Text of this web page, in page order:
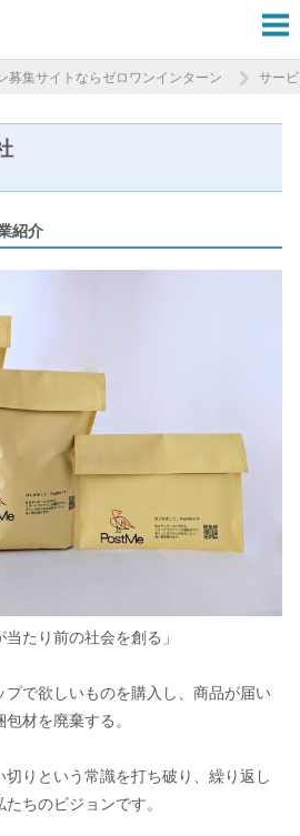
募集サイトならゼロワンインターン サー
紹介
たり前の社会を創る」
で欲しいものを購入し、商品が届い
材を廃棄する。
りという常識を打ち破り、繰り返し
ちのビジョンです。